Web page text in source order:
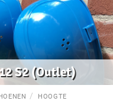
S2 (Outlet)
HOOGTE